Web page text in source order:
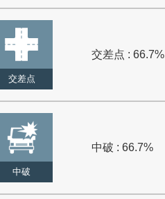
交差点
交差点 : 66.7%
中破
中破 : 66.7%